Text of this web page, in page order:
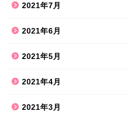
2021年7月
2021年6月
2021年5月
2021年4月
2021年3月